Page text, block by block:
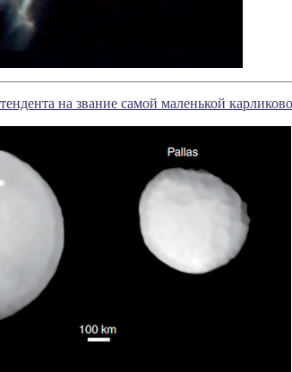
на звание самой маленькой